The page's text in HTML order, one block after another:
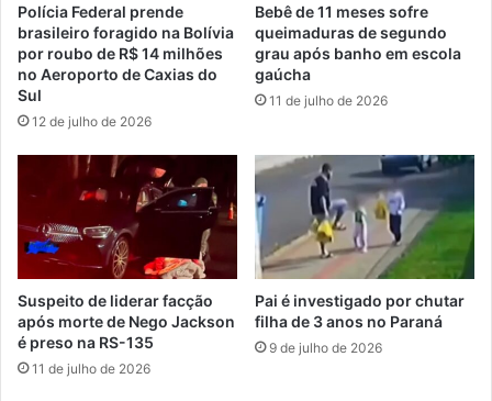
Polícia Federal prende
brasileiro foragido na Bolívia
por roubo de R$ 14 milhões
no Aeroporto de Caxias do
Sul
12 de julho de 2026
Bebê de 11 meses sofre
queimaduras de segundo
grau após banho em escola
gaúcha
11 de julho de 2026
Suspeito de liderar facção
após morte de Nego Jackson
é preso na RS-135
11 de julho de 2026
Pai é investigado por chutar
filha de 3 anos no Paraná
9 de julho de 2026